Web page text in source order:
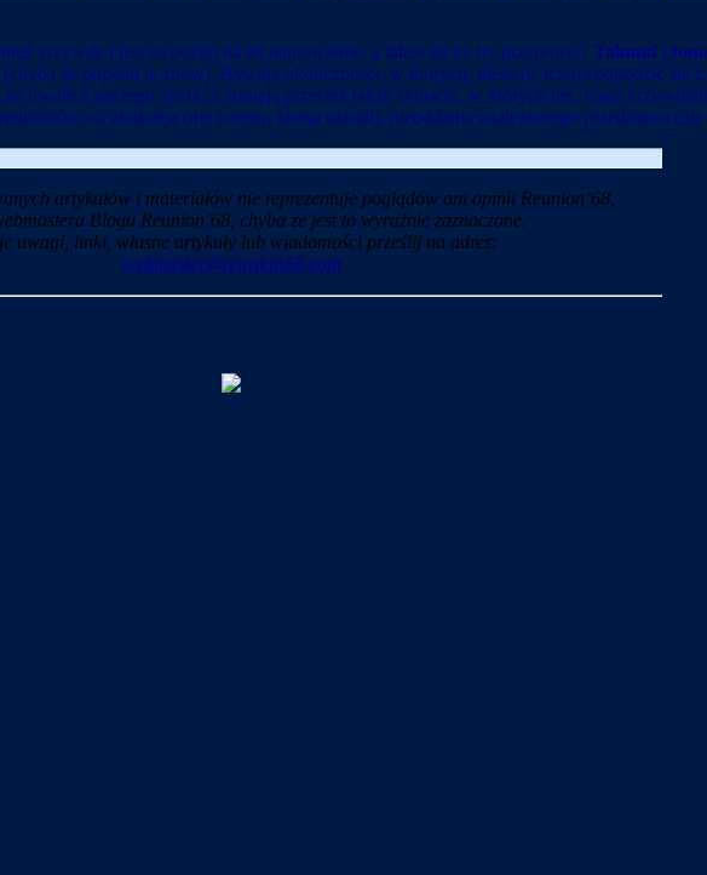
krzywdę i jest za późno na jej naprawienie, a także na to, by przeprosić? Talmud (
(chyba że popełni je znów). Bywają okoliczności, w których, niestety, trzeba pogodzić się
trwałe z naszego życia. A istnieją przecież także sytuacje, w których ten, kogo
od złodzieja (nie wiemy, komu ukradł), nieoddania znalezionego przedmiotu
artykułów i materiałów nie reprezentuje poglądów ani opinii Reunion’68,
Blogu Reunion’68, chyba ze jest to wyraźnie zaznaczone.
uwagi, linki, własne artykuły lub wiadomości prześlij na adres:
webmaster@reunion68.com